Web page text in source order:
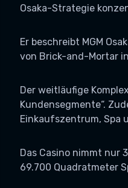
Osaka-Strategie
Er beschreibt MGM
von Brick-and-Mortar
Der weitläufige
Kundensegmente“.
Einkaufszentrum, Spa
Das Casino nimmt nur
69.700 Quadratmeter